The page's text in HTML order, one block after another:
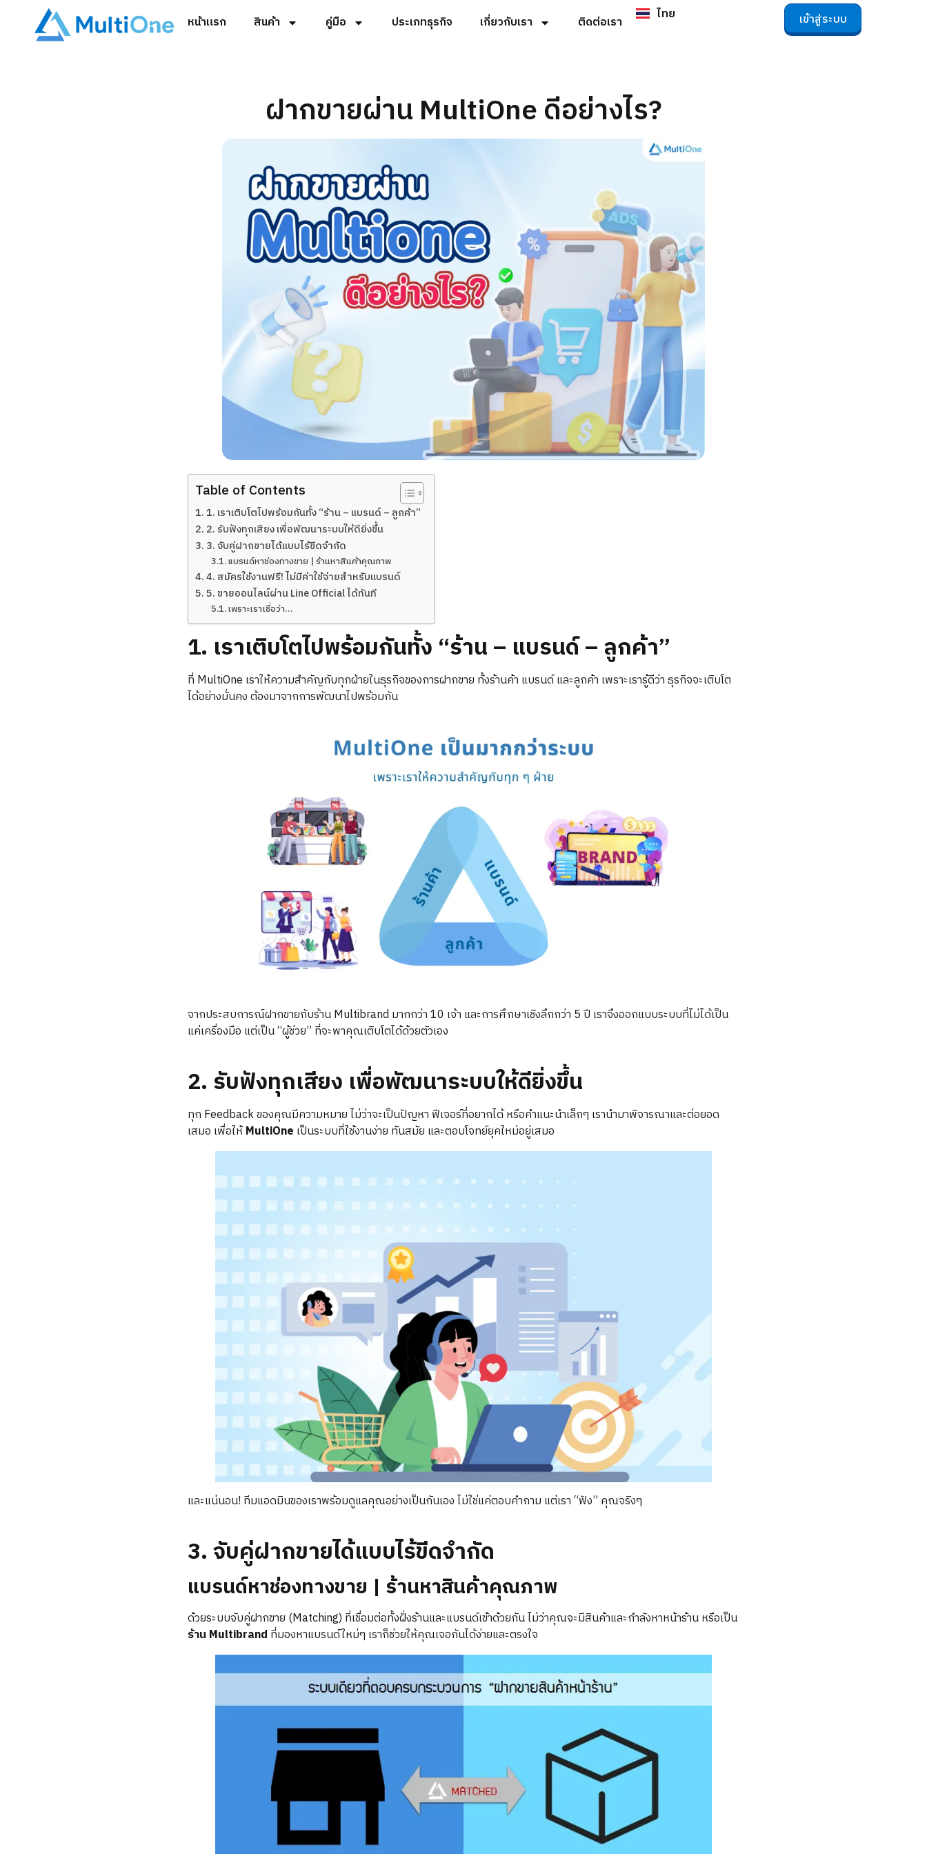
หน้าแรก สินค้า คู่มือ ประเภทธุรกิจ เกี่ยวกับเรา ติดต่อเรา ไทย
English เข้าสู่ระบบ
ฝากขายผ่าน MultiOne ดีอย่างไร?
Table of Contents
1. เราเติบโตไปพร้อมกันทั้ง “ร้าน – แบรนด์ – ลูกค้า”
2. รับฟังทุกเสียง เพื่อพัฒนาระบบให้ดียิ่งขึ้น
3. จับคู่ฝากขายได้แบบไร้ขีดจำกัด
แบรนด์หาช่องทางขาย | ร้านหาสินค้าคุณภาพ
4. สมัครใช้งานฟรี! ไม่มีค่าใช้จ่ายสำหรับแบรนด์
5. ขายออนไลน์ผ่าน Line Official ได้ทันที
เพราะเราเชื่อว่า…
1. เราเติบโตไปพร้อมกันทั้ง “ร้าน – แบรนด์ – ลูกค้า”
ที่ MultiOne เราให้ความสำคัญกับทุกฝ่ายในธุรกิจของการฝากขาย ทั้งร้านค้า แบรนด์ และลูกค้า เพราะเรารู้ดีว่า ธุรกิจจะเติบโต
ได้อย่างมั่นคง ต้องมาจากการพัฒนาไปพร้อมกัน
จากประสบการณ์ฝากขายกับร้าน Multibrand มากกว่า 10 เจ้า และการศึกษาเชิงลึกกว่า 5 ปี เราจึงออกแบบระบบที่ไม่ได้เป็น
แค่เครื่องมือ แต่เป็น “ผู้ช่วย” ที่จะพาคุณเติบโตได้ด้วยตัวเอง
2. รับฟังทุกเสียง เพื่อพัฒนาระบบให้ดียิ่งขึ้น
ทุก Feedback ของคุณมีความหมาย ไม่ว่าจะเป็นปัญหา ฟีเจอร์ที่อยากได้ หรือคำแนะนำเล็กๆ เรานำมาพิจารณาและต่อยอด
เสมอ เพื่อให้MultiOne เป็นระบบที่ใช้งานง่าย ทันสมัย และตอบโจทย์ยุคใหม่อยู่เสมอ
และแน่นอน! ทีมแอดมินของเราพร้อมดูแลคุณอย่างเป็นกันเอง ไม่ใช่แค่ตอบคำถาม แต่เรา “ฟัง” คุณจริงๆ
3. จับคู่ฝากขายได้แบบไร้ขีดจำกัด
แบรนด์หาช่องทางขาย | ร้านหาสินค้าคุณภาพ
ด้วยระบบจับคู่ฝากขาย (Matching) ที่เชื่อมต่อทั้งฝั่งร้านและแบรนด์เข้าด้วยกัน ไม่ว่าคุณจะมีสินค้าและกำลังหาหน้าร้าน หรือเป็น
ร้าน Multibrand ที่มองหาแบรนด์ใหม่ๆ เราก็ช่วยให้คุณเจอกันได้ง่ายและตรงใจ